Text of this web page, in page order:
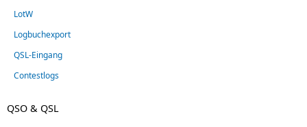
LotW
Logbuchexport
QSL-Eingang
Contestlogs
QSO & QSL